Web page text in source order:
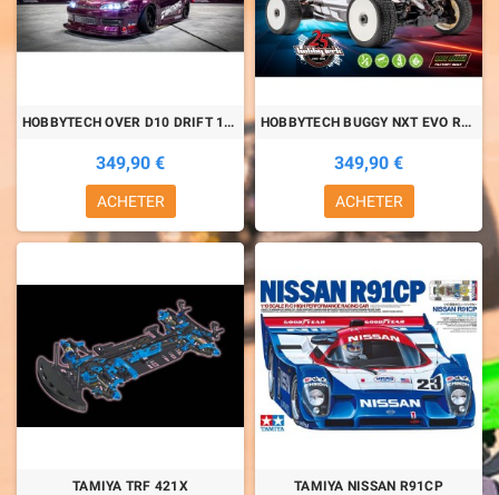
HOBBYTECH OVER D10 DRIFT 1/10° RTR
349,90 €
ACHETER
HOBBYTECH BUGGY NXT EVO RR (race roller)
349,90 €
ACHETER
TAMIYA TRF 421X TAMIYA NISSAN R91CP